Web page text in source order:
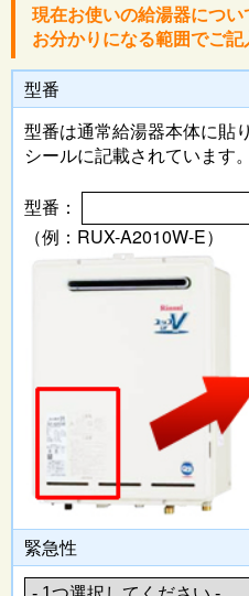
現在お使いの給湯器につい
お分かりになる範囲でご
型番
型番は通常給湯器本体に貼
シールに記載されています。
型番：
（例：RUX-A2010W-E）
緊急性